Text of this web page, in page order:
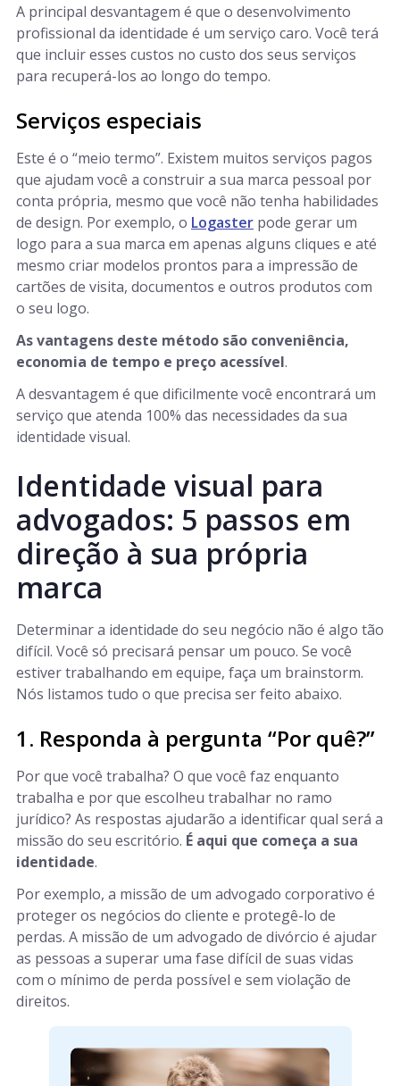
A principal desvantagem é que o desenvolvimento
profissional da identidade é um serviço caro. Você terá
que incluir esses custos no custo dos seus serviços
para recuperá-los ao longo do tempo.
Serviços especiais
Este é o “meio termo”. Existem muitos serviços pagos
que ajudam você a construir a sua marca pessoal por
conta própria, mesmo que você não tenha habilidades
de design. Por exemplo, o Logaster pode gerar um
logo para a sua marca em apenas alguns cliques e até
mesmo criar modelos prontos para a impressão de
cartões de visita, documentos e outros produtos com
o seu logo.
As vantagens deste método são conveniência,
economia de tempo e preço acessível.
A desvantagem é que dificilmente você encontrará um
serviço que atenda 100% das necessidades da sua
identidade visual.
Identidade visual para
advogados: 5 passos em
direção à sua própria
marca
Determinar a identidade do seu negócio não é algo tão
difícil. Você só precisará pensar um pouco. Se você
estiver trabalhando em equipe, faça um brainstorm.
Nós listamos tudo o que precisa ser feito abaixo.
1. Responda à pergunta “Por quê?”
Por que você trabalha? O que você faz enquanto
trabalha e por que escolheu trabalhar no ramo
jurídico? As respostas ajudarão a identificar qual será a
missão do seu escritório. É aqui que começa a sua
identidade.
Por exemplo, a missão de um advogado corporativo é
proteger os negócios do cliente e protegê-lo de
perdas. A missão de um advogado de divórcio é ajudar
as pessoas a superar uma fase difícil de suas vidas
com o mínimo de perda possível e sem violação de
direitos.